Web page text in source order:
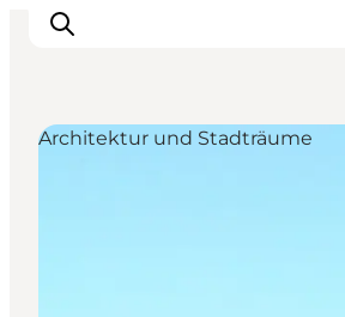
Architektur und Stadträume